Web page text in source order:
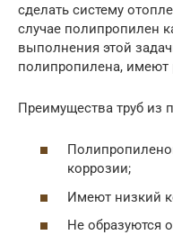
сделать систему
случае полипропилен
выполнения этой
полипропилена, имеют
Преимущества труб из
коррозии;
Имеют низкий
Не образуются